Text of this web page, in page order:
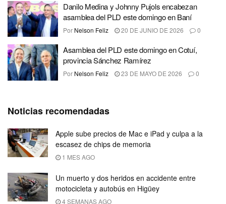
Danilo Medina y Johnny Pujols encabezan
asamblea del PLD este domingo en Baní
Por Nelson Feliz 20 DE JUNIO DE 2026 0
Asamblea del PLD este domingo en Cotuí,
provincia Sánchez Ramírez
Por Nelson Feliz 23 DE MAYO DE 2026 0
Noticias recomendadas
Apple sube precios de Mac e iPad y culpa a la
escasez de chips de memoria
1 MES AGO
Un muerto y dos heridos en accidente entre
motocicleta y autobús en Higüey
4 SEMANAS AGO